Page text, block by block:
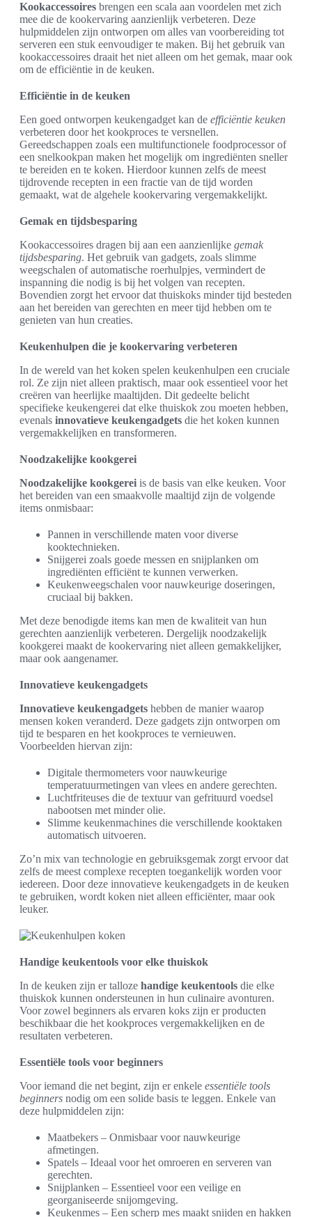
Kookaccessoires brengen een scala aan voordelen met zich
mee die de kookervaring aanzienlijk verbeteren. Deze
hulpmiddelen zijn ontworpen om alles van voorbereiding tot
serveren een stuk eenvoudiger te maken. Bij het gebruik van
kookaccessoires draait het niet alleen om het gemak, maar ook
om de efficiëntie in de keuken.
Efficiëntie in de keuken
Een goed ontworpen keukengadget kan de efficiëntie keuken
verbeteren door het kookproces te versnellen.
Gereedschappen zoals een multifunctionele foodprocessor of
een snelkookpan maken het mogelijk om ingrediënten sneller
te bereiden en te koken. Hierdoor kunnen zelfs de meest
tijdrovende recepten in een fractie van de tijd worden
gemaakt, wat de algehele kookervaring vergemakkelijkt.
Gemak en tijdsbesparing
Kookaccessoires dragen bij aan een aanzienlijke gemak
tijdsbesparing. Het gebruik van gadgets, zoals slimme
weegschalen of automatische roerhulpjes, vermindert de
inspanning die nodig is bij het volgen van recepten.
Bovendien zorgt het ervoor dat thuiskoks minder tijd besteden
aan het bereiden van gerechten en meer tijd hebben om te
genieten van hun creaties.
Keukenhulpen die je kookervaring verbeteren
In de wereld van het koken spelen keukenhulpen een cruciale
rol. Ze zijn niet alleen praktisch, maar ook essentieel voor het
creëren van heerlijke maaltijden. Dit gedeelte belicht
specifieke keukengerei dat elke thuiskok zou moeten hebben,
evenals innovatieve keukengadgets die het koken kunnen
vergemakkelijken en transformeren.
Noodzakelijke kookgerei
Noodzakelijke kookgerei is de basis van elke keuken. Voor
het bereiden van een smaakvolle maaltijd zijn de volgende
items onmisbaar:
Pannen in verschillende maten voor diverse
kooktechnieken.
Snijgerei zoals goede messen en snijplanken om
ingrediënten efficiënt te kunnen verwerken.
Keukenweegschalen voor nauwkeurige doseringen,
cruciaal bij bakken.
Met deze benodigde items kan men de kwaliteit van hun
gerechten aanzienlijk verbeteren. Dergelijk noodzakelijk
kookgerei maakt de kookervaring niet alleen gemakkelijker,
maar ook aangenamer.
Innovatieve keukengadgets
Innovatieve keukengadgets hebben de manier waarop
mensen koken veranderd. Deze gadgets zijn ontworpen om
tijd te besparen en het kookproces te vernieuwen.
Voorbeelden hiervan zijn:
Digitale thermometers voor nauwkeurige
temperatuurmetingen van vlees en andere gerechten.
Luchtfriteuses die de textuur van gefrituurd voedsel
nabootsen met minder olie.
Slimme keukenmachines die verschillende kooktaken
automatisch uitvoeren.
Zo’n mix van technologie en gebruiksgemak zorgt ervoor dat
zelfs de meest complexe recepten toegankelijk worden voor
iedereen. Door deze innovatieve keukengadgets in de keuken
te gebruiken, wordt koken niet alleen efficiënter, maar ook
leuker.
Handige keukentools voor elke thuiskok
In de keuken zijn er talloze handige keukentools die elke
thuiskok kunnen ondersteunen in hun culinaire avonturen.
Voor zowel beginners als ervaren koks zijn er producten
beschikbaar die het kookproces vergemakkelijken en de
resultaten verbeteren.
Essentiële tools voor beginners
Voor iemand die net begint, zijn er enkele essentiële tools
beginners nodig om een solide basis te leggen. Enkele van
deze hulpmiddelen zijn:
Maatbekers – Onmisbaar voor nauwkeurige
afmetingen.
Spatels – Ideaal voor het omroeren en serveren van
gerechten.
Snijplanken – Essentieel voor een veilige en
georganiseerde snijomgeving.
Keukenmes – Een scherp mes maakt snijden en hakken